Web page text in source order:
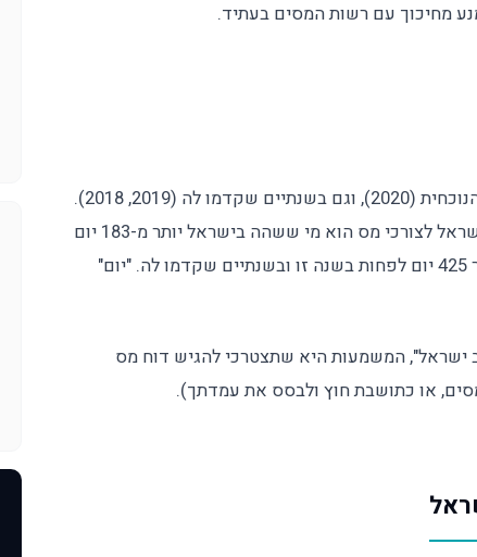
מחיכוך עם רשות המסים בעתיד.
לספור כמה ימים בדיוק שהית בישראל בשנת המס הנוכחית (2020), וגם בשנתיים שקדמו לה (2019, 2018).
בחוק קיימת חזקה, שניתנת לסתירה, לפיה "תושב" ישראל לצורכי מס הוא מי ששהה בישראל יותר מ-183 יום
בשנה, או מי ששהה בישראל 30 יום בשנה, ובמצטבר 425 יום לפחות בשנה זו ובשנתיים שקדמו לה. "יום"
המשמעות היא שתצטרכי להגיש דוח מס
או כתושבת חוץ ולבסס את עמדתך).